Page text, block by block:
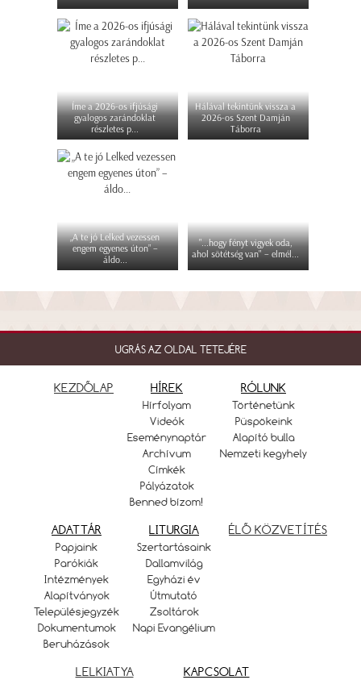
Íme a 2026-os ifjúsági
gyalogos zarándoklat
részletes p...
Hálával tekintünk vissza a
2026-os Szent Damján
Táborra
„A te jó Lelked vezessen
engem egyenes úton” –
áldo...
"...hogy fényt vigyek oda,
ahol sötétség van" – elmél...
UGRÁS AZ OLDAL TETEJÉRE
KEZDŐLAP HÍREK
Hírfolyam
Videók
Eseménynaptár
Archívum
Címkék
Pályázatok
Benned bízom!
RÓLUNK
Történetünk
Püspökeink
Alapító bulla
Nemzeti kegyhely
ADATTÁR
Papjaink
Parókiák
Intézmények
Alapítványok
Településjegyzék
Dokumentumok
Beruházások
LITURGIA
Szertartásaink
Dallamvilág
Egyházi év
Útmutató
Zsoltárok
Napi Evangélium
ÉLŐ KÖZVETÍTÉS
LELKIATYA KAPCSOLAT